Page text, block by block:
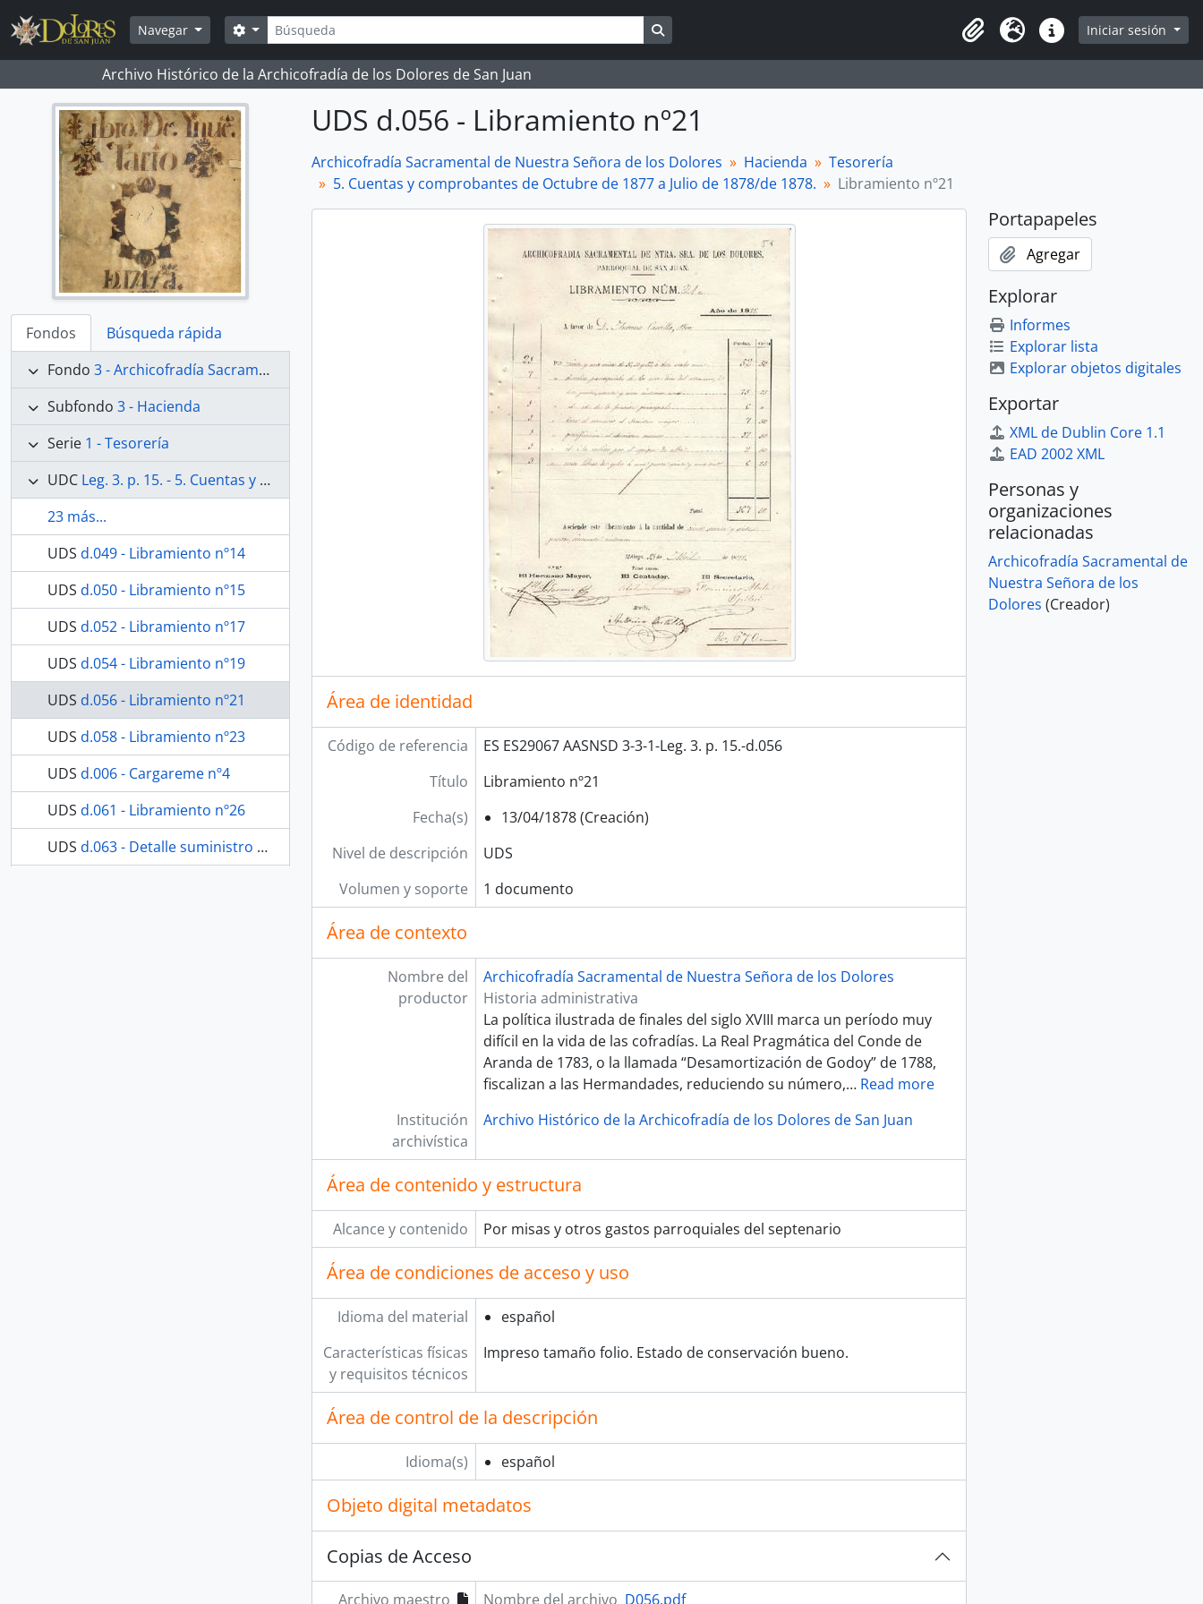
Skip to main content
Navegar
Búsqueda
Search options Search in browse page
Portapapeles
Idioma Enlaces rápidos
Iniciar sesión
Archivo Histórico de la Archicofradía de los Dolores de San Juan
Fondos
Búsqueda rápida
Fondo 3 - Archicofradía Sacramental de Nuestra Señora de los Dolores
Subfondo 3 - Hacienda
Serie 1 - Tesorería
UDC Leg. 3. p. 15. - 5. Cuentas y comprobantes de Octubre de 1877 a Julio de 1878/de 1878.
23 más...
UDS d.049 - Libramiento nº14
UDS d.050 - Libramiento nº15
UDS d.052 - Libramiento nº17
UDS d.054 - Libramiento nº19
UDS d.056 - Libramiento nº21
UDS d.058 - Libramiento nº23
UDS d.006 - Cargareme nº4
UDS d.061 - Libramiento nº26
UDS d.063 - Detalle suministro de cera
UDS d.056 - Libramiento nº21
Archicofradía Sacramental de Nuestra Señora de los Dolores Hacienda
Tesorería
5. Cuentas y comprobantes de Octubre de 1877 a Julio de 1878/de 1878.
Libramiento nº21
Área de identidad
Código de referencia
ES ES29067 AASNSD 3-3-1-Leg. 3. p. 15.-d.056
Título
Libramiento nº21
Fecha(s)
13/04/1878 (Creación)
Nivel de descripción
UDS
Volumen y soporte
1 documento
Área de contexto
Nombre del
productor
Archicofradía Sacramental de Nuestra Señora de los Dolores
Historia administrativa
La política ilustrada de finales del siglo XVIII marca un período muy
difícil en la vida de las cofradías. La Real Pragmática del Conde de
Aranda de 1783, o la llamada “Desamortización de Godoy” de 1788,
fiscalizan a las Hermandades, reduciendo su número,… Read more
Institución
archivística
Archivo Histórico de la Archicofradía de los Dolores de San Juan
Área de contenido y estructura
Alcance y contenido Por misas y otros gastos parroquiales del septenario
Área de condiciones de acceso y uso
Idioma del material
español
Características físicas
y requisitos técnicos
Impreso tamaño folio. Estado de conservación bueno.
Área de control de la descripción
Idioma(s) español
Objeto digital metadatos
Copias de Acceso
Archivo maestro Nombre del archivo D056.pdf
Portapapeles
Agregar
Explorar
Informes
Explorar lista
Explorar objetos digitales
Exportar
XML de Dublin Core 1.1
EAD 2002 XML
Personas y
organizaciones
relacionadas
Archicofradía Sacramental de
Nuestra Señora de los
Dolores (Creador)